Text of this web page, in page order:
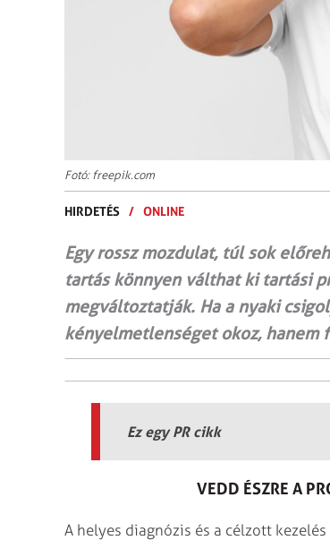
Fotó: freepik.com
HIRDETÉS / ONLINE
Egy rossz mozdulat, túl sok
tartás könnyen válthat ki tartási
megváltoztatják. Ha a nyaki
kényelmetlenséget okoz, hanem
Ez egy PR cikk
VEDD ÉSZRE A
A helyes diagnózis és a célzott